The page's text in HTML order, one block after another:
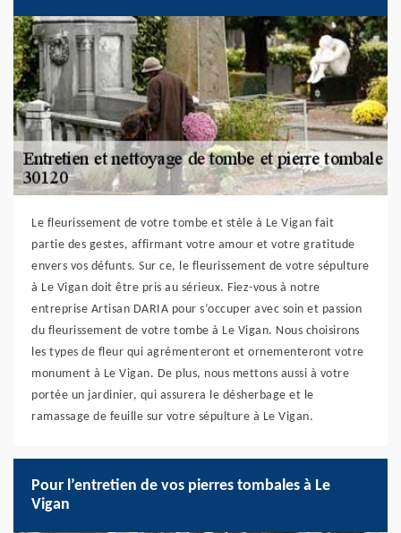
Le fleurissement de votre tombe et stèle à Le Vigan fait
partie des gestes, affirmant votre amour et votre gratitude
envers vos défunts. Sur ce, le fleurissement de votre sépulture
à Le Vigan doit être pris au sérieux. Fiez-vous à notre
entreprise Artisan DARIA pour s’occuper avec soin et passion
du fleurissement de votre tombe à Le Vigan. Nous choisirons
les types de fleur qui agrémenteront et ornementeront votre
monument à Le Vigan. De plus, nous mettons aussi à votre
portée un jardinier, qui assurera le désherbage et le
ramassage de feuille sur votre sépulture à Le Vigan.
Pour l’entretien de vos pierres tombales à Le
Vigan